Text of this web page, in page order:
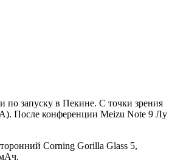
по запуску в Пекине. С точки зрения
После конференции Meizu Note 9 Лу
Corning Gorilla Glass 5,